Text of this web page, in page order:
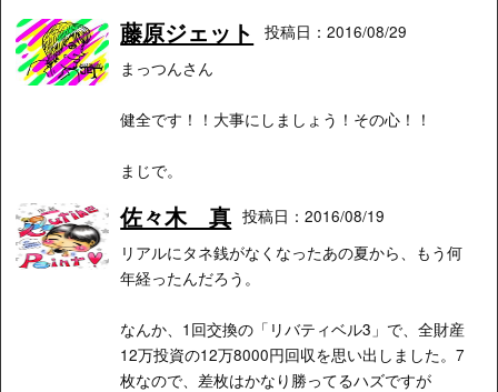
藤原ジェット
投稿日：2016/08/29
まっつんさん
健全です！！大事にしましょう！その心！！
まじで。
佐々木 真 投稿日：2016/08/19
リアルにタネ銭がなくなったあの夏から、もう何
年経ったんだろう。
なんか、1回交換の「リバティベル3」で、全財産
12万投資の12万8000円回収を思い出しました。7
枚なので、差枚はかなり勝ってるハズですが